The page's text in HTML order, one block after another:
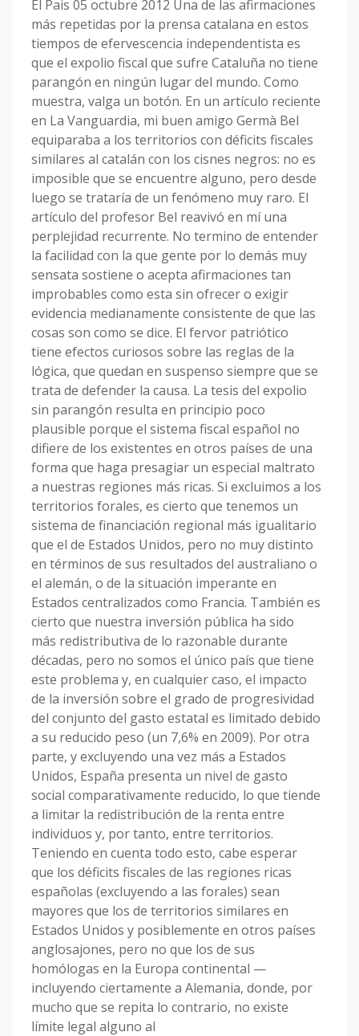
El Pais 05 octubre 2012 Una de las afirmaciones
más repetidas por la prensa catalana en estos
tiempos de efervescencia independentista es
que el expolio fiscal que sufre Cataluña no tiene
parangón en ningún lugar del mundo. Como
muestra, valga un botón. En un artículo reciente
en La Vanguardia, mi buen amigo Germà Bel
equiparaba a los territorios con déficits fiscales
similares al catalán con los cisnes negros: no es
imposible que se encuentre alguno, pero desde
luego se trataría de un fenómeno muy raro. El
artículo del profesor Bel reavivó en mí una
perplejidad recurrente. No termino de entender
la facilidad con la que gente por lo demás muy
sensata sostiene o acepta afirmaciones tan
improbables como esta sin ofrecer o exigir
evidencia medianamente consistente de que las
cosas son como se dice. El fervor patriótico
tiene efectos curiosos sobre las reglas de la
lógica, que quedan en suspenso siempre que se
trata de defender la causa. La tesis del expolio
sin parangón resulta en principio poco
plausible porque el sistema fiscal español no
difiere de los existentes en otros países de una
forma que haga presagiar un especial maltrato
a nuestras regiones más ricas. Si excluimos a los
territorios forales, es cierto que tenemos un
sistema de financiación regional más igualitario
que el de Estados Unidos, pero no muy distinto
en términos de sus resultados del australiano o
el alemán, o de la situación imperante en
Estados centralizados como Francia. También es
cierto que nuestra inversión pública ha sido
más redistributiva de lo razonable durante
décadas, pero no somos el único país que tiene
este problema y, en cualquier caso, el impacto
de la inversión sobre el grado de progresividad
del conjunto del gasto estatal es limitado debido
a su reducido peso (un 7,6% en 2009). Por otra
parte, y excluyendo una vez más a Estados
Unidos, España presenta un nivel de gasto
social comparativamente reducido, lo que tiende
a limitar la redistribución de la renta entre
individuos y, por tanto, entre territorios.
Teniendo en cuenta todo esto, cabe esperar
que los déficits fiscales de las regiones ricas
españolas (excluyendo a las forales) sean
mayores que los de territorios similares en
Estados Unidos y posiblemente en otros países
anglosajones, pero no que los de sus
homólogas en la Europa continental —
incluyendo ciertamente a Alemania, donde, por
mucho que se repita lo contrario, no existe
límite legal alguno al